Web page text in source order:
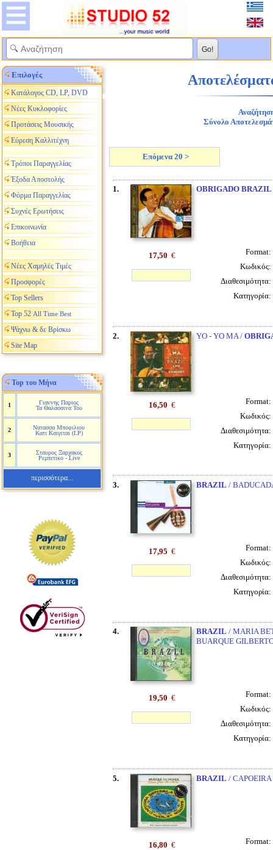
Επιλογές
Κατάλογος CD, LP, DVD
Νέες Κυκλοφορίες
Προτάσεις Μουσικής
Εύρεση Καλλιτέχνη
Τρόποι Παραγγελίας
Έξοδα Αποστολής
Φόρμα Παραγγελίας
Συχνές Ερωτήσεις
Επικοινωνία
Βοήθεια
Νέες Χαμηλές Τιμές
Προσφορές
Top Sellers
Top 52 All Time Best
Ψάχνω & δε Βρίσκω
Site Map
Top του Μήνα
1
Γιαννης Παριος
Τα Θαλασσινα Του
2
Νατασσα Μποφιλιου
Κατι Καιγεται (LP)
3
Σταυρος Ξαρχακος
Ρεμπετικο - Live
περισσότερα...
Σύνολο
Επόμενα 20 >
1. OBRIGADO BRAZIL
17,50 € Format:
Κωδικός:
Διαθεσιμότητα:
Κατηγορία:
2. YO - YO MA /
16,50 € Format:
Κωδικός:
Διαθεσιμότητα:
Κατηγορία:
3. BRAZIL /
17,95 € Format:
Κωδικός:
Διαθεσιμότητα:
Κατηγορία:
4. BRAZIL / MARIA
BUARQUE
19,50 € Format:
Κωδικός:
Διαθεσιμότητα:
Κατηγορία:
5. BRAZIL /
16,80 € Format: